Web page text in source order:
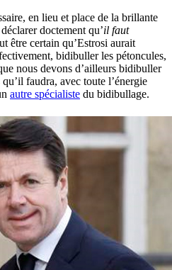
en lieu et place de la brillante
doctement qu’il faut
être certain qu’Estrosi aurait
bidibuller les pétoncules,
nous devons d’ailleurs bidibuller
faudra, avec toute l’énergie
autre spécialiste du bidibullage.